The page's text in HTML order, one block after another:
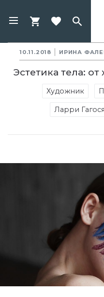
10.11.2018 ИРИНА
Эстетика тела:
Художник
Ларри